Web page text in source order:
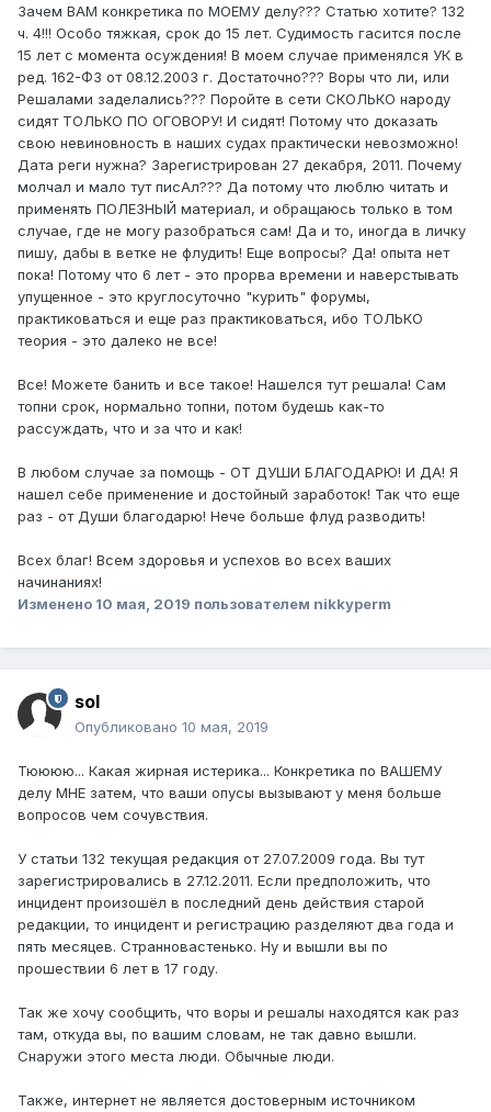
навёрстывают упущенное. В целом, наличие погашенной
судимости ни на что не влияет.
4. Там автор мутный. Эта тема и эти посты единственные
на форуме, принадлежащие перу ТС. А аккаунт аж с 2011
года. И от конкретики автор уклоняется.
Зачем ВАМ конкретика по МОЕМУ делу??? Статью хотите? 132
ч. 4!!! Особо тяжкая, срок до 15 лет. Судимость гасится после
15 лет с момента осуждения! В моем случае применялся УК в
ред. 162-ФЗ от 08.12.2003 г. Достаточно??? Воры что ли, или
Решалами заделались??? Поройте в сети СКОЛЬКО народу
сидят ТОЛЬКО ПО ОГОВОРУ! И сидят! Потому что доказать
свою невиновность в наших судах практически невозможно!
Дата реги нужна? Зарегистрирован 27 декабря, 2011. Почему
молчал и мало тут писАл??? Да потому что люблю читать и
применять ПОЛЕЗНЫЙ материал, и обращаюсь только в том
случае, где не могу разобраться сам! Да и то, иногда в личку
пишу, дабы в ветке не флудить! Еще вопросы? Да! опыта нет
пока! Потому что 6 лет - это прорва времени и наверстывать
упущенное - это круглосуточно "курить" форумы,
практиковаться и еще раз практиковаться, ибо ТОЛЬКО
теория - это далеко не все!
Все! Можете банить и все такое! Нашелся тут решала! Сам
топни срок, нормально топни, потом будешь как-то
рассуждать, что и за что и как!
В любом случае за помощь - ОТ ДУШИ БЛАГОДАРЮ! И ДА! Я
нашел себе применение и достойный заработок! Так что еще
раз - от Души благодарю! Нече больше флуд разводить!
Всех благ! Всем здоровья и успехов во всех ваших
начинаниях!
Изменено 10 мая, 2019 пользователем nikkyperm
sol
Опубликовано 10 мая, 2019
Тюююю... Какая жирная истерика... Конкретика по ВАШЕМУ
делу МНЕ затем, что ваши опусы вызывают у меня больше
вопросов чем сочувствия.
У статьи 132 текущая редакция от 27.07.2009 года. Вы тут
зарегистрировались в 27.12.2011. Если предположить, что
инцидент произошёл в последний день действия старой
редакции, то инцидент и регистрацию разделяют два года и
пять месяцев. Странновастенько. Ну и вышли вы по
прошествии 6 лет в 17 году.
Так же хочу сообщить, что воры и решалы находятся как раз
там, откуда вы, по вашим словам, не так давно вышли.
Снаружи этого места люди. Обычные люди.
Также, интернет не является достоверным источником